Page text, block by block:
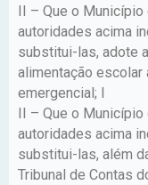
II – Que o
autoridades acima
substitui-las, adote
alimentação
emergencial; I
II – Que o
autoridades acima
substitui-las, além
Tribunal de Contas